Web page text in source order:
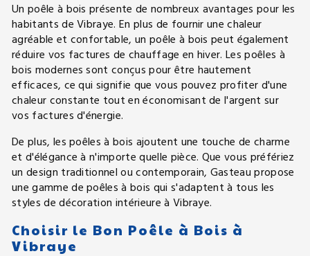
Un poêle à bois présente de nombreux avantages pour les
habitants de Vibraye. En plus de fournir une chaleur
agréable et confortable, un poêle à bois peut également
réduire vos factures de chauffage en hiver. Les poêles à
bois modernes sont conçus pour être hautement
efficaces, ce qui signifie que vous pouvez profiter d'une
chaleur constante tout en économisant de l'argent sur
vos factures d'énergie.
De plus, les poêles à bois ajoutent une touche de charme
et d'élégance à n'importe quelle pièce. Que vous préfériez
un design traditionnel ou contemporain, Gasteau propose
une gamme de poêles à bois qui s'adaptent à tous les
styles de décoration intérieure à Vibraye.
Choisir le Bon Poêle à Bois à
Vibraye